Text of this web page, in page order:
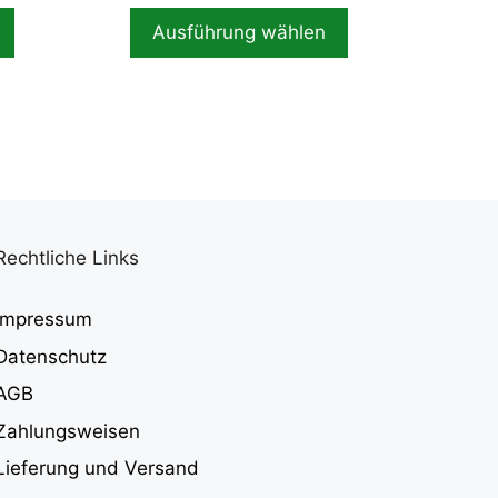
bis
689,00 €
Ausführung wählen
Links
und Versand